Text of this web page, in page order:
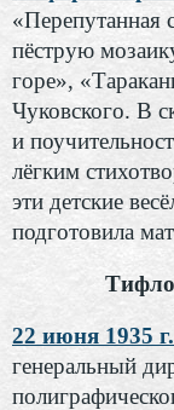
«Перепутанная
пёструю
горе»,
Чуковского. В
и
лёгким
эти детские
подготовила
22 июня 1935
генеральный